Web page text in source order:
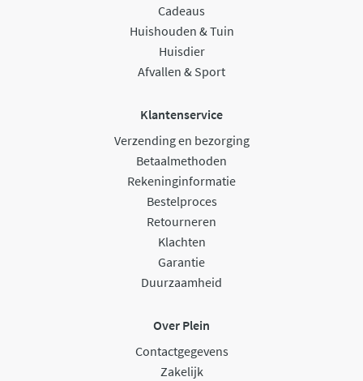
Cadeaus
Huishouden & Tuin
Huisdier
Afvallen & Sport
Klantenservice
Verzending en bezorging
Betaalmethoden
Rekeninginformatie
Bestelproces
Retourneren
Klachten
Garantie
Duurzaamheid
Over Plein
Contactgegevens
Zakelijk